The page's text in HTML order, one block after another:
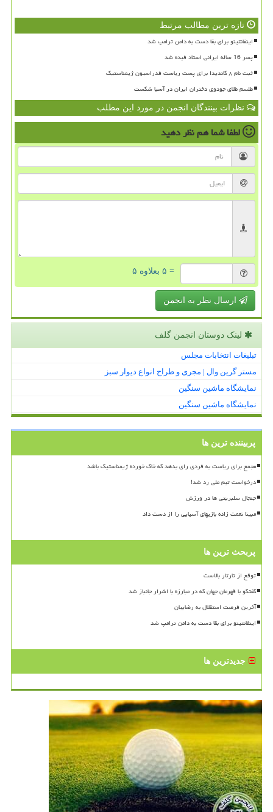
تازه ترین مطالب مرتبط
اینفانتینو برای بقا دست به دامن ترامپ شد
پسر 16 ساله ایرانی استاد فیده شد
ثبت نام ۸ کاندیدا برای پست ریاست فدراسیون ژیمناستیک
طلسم طلای جودوی دختران ایران در آسیا شکست
نظرات بینندگان انجمن در مورد این مطلب
لطفا شما همنظر دهید
= ۵ بعلاوه ۵
ارسال نظر به انجمن
لینک دوستان انجمن گلف
تبلیغات انتخابات مجلس
مستر گرین وال | مجری و طراح انواع دیوار سبز
نمایشگاه ماشین سنگین
نمایشگاه ماشین سنگین
پربیننده ترین ها
مجمع برای ریاست به فردی رای بدهد که خاک خورده ژیمناستیک باشد
درخواست تیم ملی رد شد!
جنجال سلبریتی ها در ورزش
مبینا نعمت زاده بازیهای آسیایی را از دست داد
پربحث ترین ها
توقع از تارتار بالاست
گفتگو با قهرمان جهان که در مبارزه با اشرار جانباز شد
آخرین فرصت استقلال به رضاییان
اینفانتینو برای بقا دست به دامن ترامپ شد
جدیدترین ها